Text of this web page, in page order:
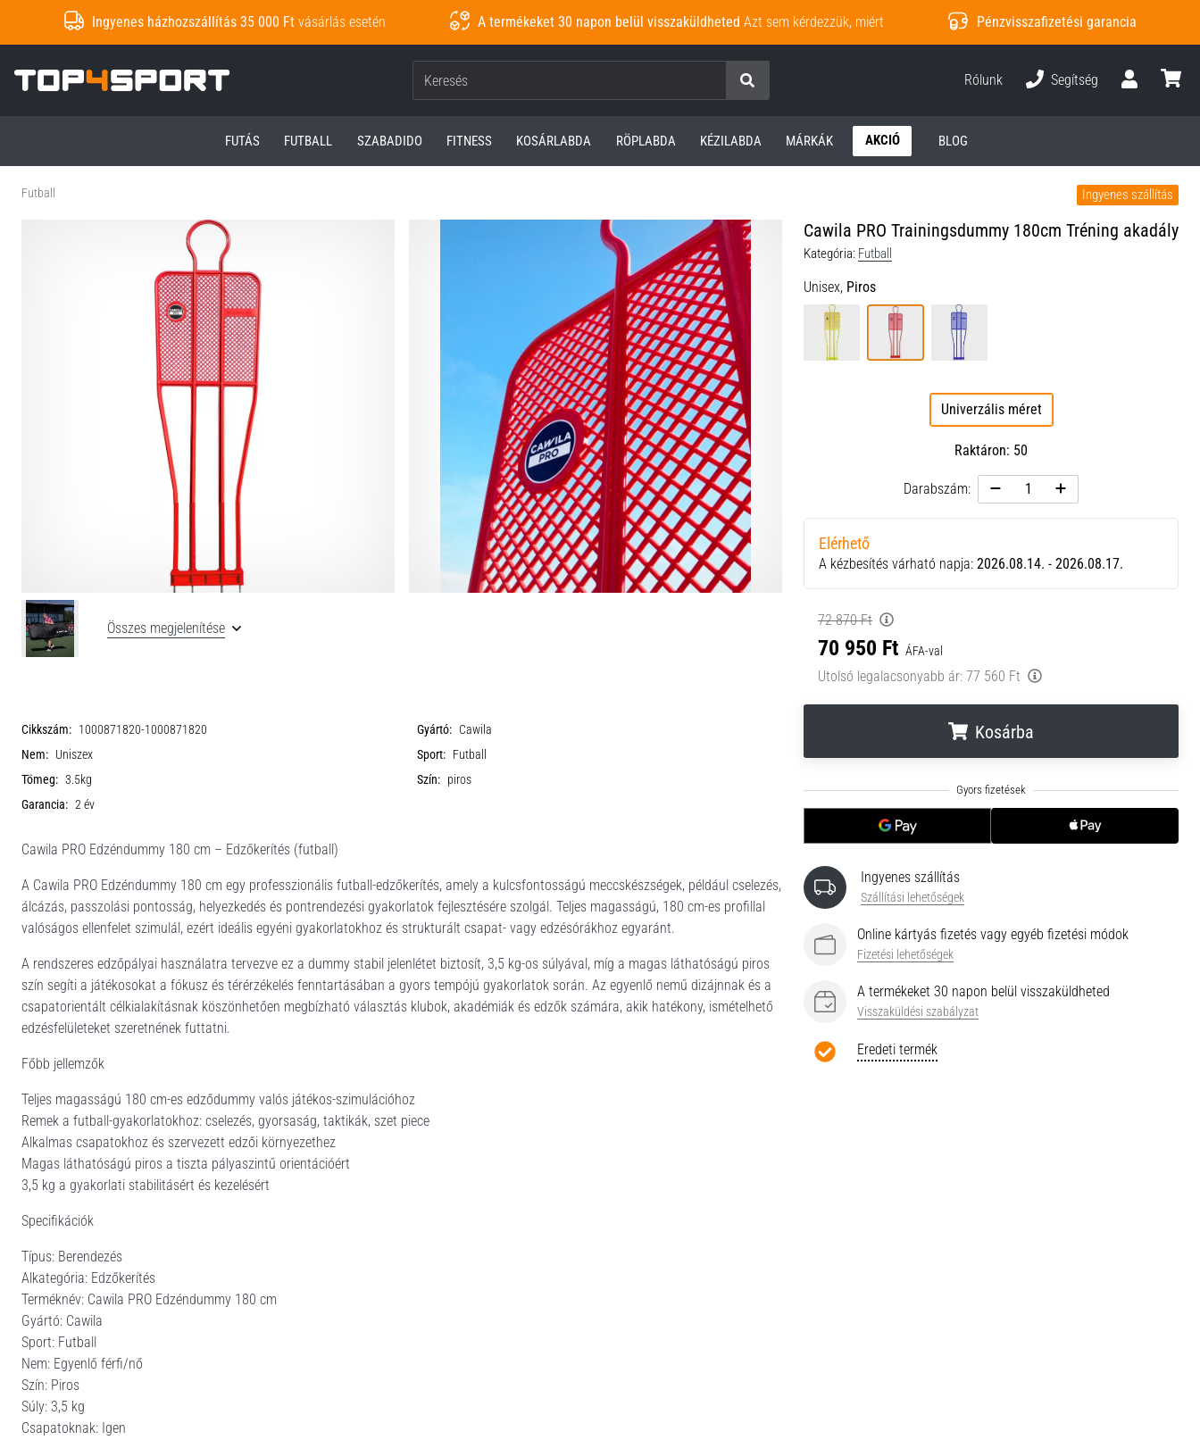
Ingyenes házhozszállítás 35 000 Ft vásárlás esetén A termékeket 30 napon belül visszaküldheted Azt sem kérdezzük, miért Pénzvisszafizetési garancia
Top4Sport.hu
Keresés
Rólunk
Segítség
FUTÁS FUTBALL SZABADIDO FITNESS KOSÁRLABDA RÖPLABDA KÉZILABDA MÁRKÁK AKCIÓ BLOG
Futball Ingyenes szállítás
Cawila PRO Trainingsdummy 180cm Tréning akadály
Kategória: Futball
Unisex, Piros
Univerzális méret
Raktáron: 50
Darabszám:
Elérhető
A kézbesítés várható napja: 2026.08.14. - 2026.08.17.
72 870 Ft
70 950 Ft ÁFA-val
Utolsó legalacsonyabb ár: 77 560 Ft
Kosárba
..
Ingyenes szállítás
Szállítási lehetőségek
Online kártyás fizetés vagy egyéb fizetési módok
Fizetési lehetőségek
A termékeket 30 napon belül visszaküldheted
Visszaküldési szabályzat
Eredeti termék
Összes megjelenítése
Cikkszám: 1000871820-1000871820 Gyártó: Cawila
Nem: Uniszex Sport: Futball
Tömeg: 3.5kg Szín: piros
Garancia: 2 év
Cawila PRO Edzéndummy 180 cm – Edzőkerítés (futball)
A Cawila PRO Edzéndummy 180 cm egy professzionális futball-edzőkerítés, amely a kulcsfontosságú meccskészségek, például cselezés,
álcázás, passzolási pontosság, helyezkedés és pontrendezési gyakorlatok fejlesztésére szolgál. Teljes magasságú, 180 cm-es profillal
valóságos ellenfelet szimulál, ezért ideális egyéni gyakorlatokhoz és strukturált csapat- vagy edzésórákhoz egyaránt.
A rendszeres edzőpályai használatra tervezve ez a dummy stabil jelenlétet biztosít, 3,5 kg-os súlyával, míg a magas láthatóságú piros
szín segíti a játékosokat a fókusz és térérzékelés fenntartásában a gyors tempójú gyakorlatok során. Az egyenlő nemű dizájnnak és a
csapatorientált célkialakításnak köszönhetően megbízható választás klubok, akadémiák és edzők számára, akik hatékony, ismételhető
edzésfelületeket szeretnének futtatni.
Főbb jellemzők
Teljes magasságú 180 cm-es edződummy valós játékos-szimulációhoz
Remek a futball-gyakorlatokhoz: cselezés, gyorsaság, taktikák, szet piece
Alkalmas csapatokhoz és szervezett edzői környezethez
Magas láthatóságú piros a tiszta pályaszintű orientációért
3,5 kg a gyakorlati stabilitásért és kezelésért
Specifikációk
Típus: Berendezés
Alkategória: Edzőkerítés
Terméknév: Cawila PRO Edzéndummy 180 cm
Gyártó: Cawila
Sport: Futball
Nem: Egyenlő férfi/nő
Szín: Piros
Súly: 3,5 kg
Csapatoknak: Igen